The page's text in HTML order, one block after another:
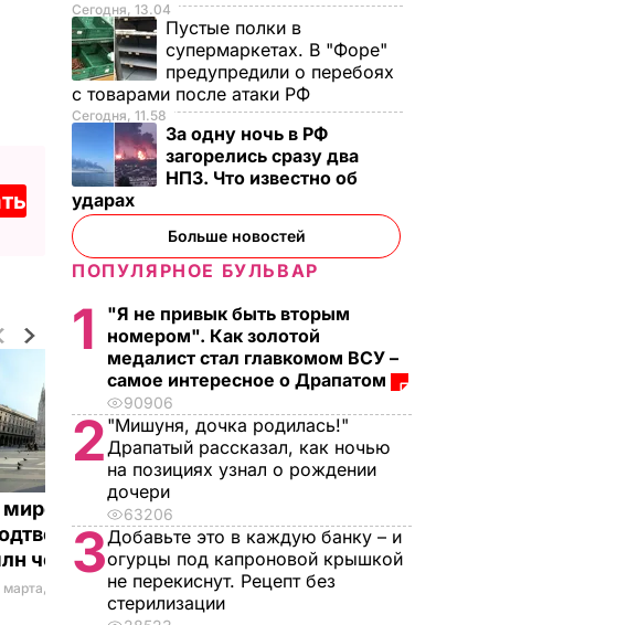
коронавирус
у 119
человек
марта, 08.50 МИР
Сегодня, 13.04
Пустые полки в
супермаркетах. В "Форе"
предупредили о перебоях
с товарами после атаки РФ
Сегодня, 11.58
За одну ночь в РФ
загорелись сразу два
НПЗ. Что известно об
ударах
Больше новостей
ПОПУЛЯРНОЕ БУЛЬВАР
1
"Я не привык быть вторым
номером". Как золотой
медалист стал главкомом ВСУ –
самое интересное о Драпатом
90906
2 "Мишуня, дочка родилась!"
Драпатый рассказал, как ночью
на позициях узнал о рождении
дочери
63206
3Добавьте это в каждую банку – и
огурцы под капроновой крышкой
не перекиснут. Рецепт без
стерилизации